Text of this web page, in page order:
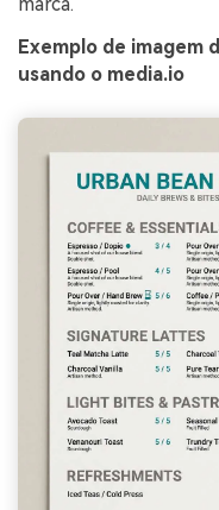
Exemplo de imagem
usando o media.io